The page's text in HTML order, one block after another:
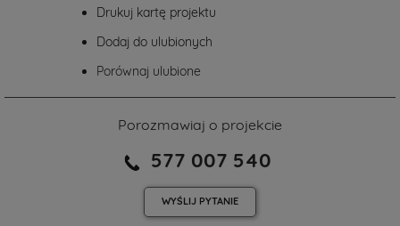
Drukuj kartę projektu
Dodaj do ulubionych
Porównaj ulubione
Porozmawiaj o projekcie
577 007 540
WYŚLIJ PYTANIE